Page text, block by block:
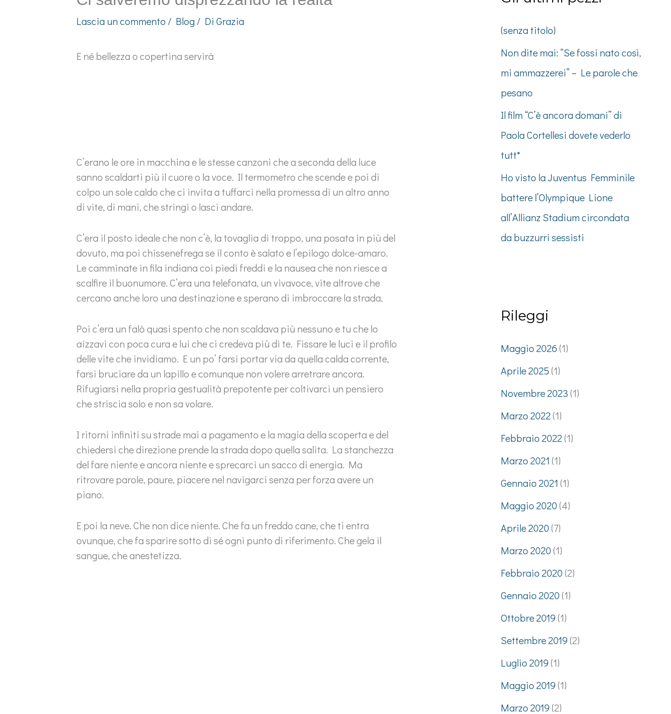
Lascia un commento / Blog / DiGrazia
E né bellezza o copertina servirà
C’erano le ore in macchina e le stesse canzoni che a seconda della luce
sanno scaldarti più il cuore o la voce. Il termometro che scende e poi di
colpo un sole caldo che ci invita a tuffarci nella promessa di un altro anno
di vite, di mani, che stringi o lasci andare.
C’era il posto ideale che non c’è, la tovaglia di troppo, una posata in più del
dovuto, ma poi chissenefrega se il conto è salato e l’epilogo dolce-amaro.
Le camminate in fila indiana coi piedi freddi e la nausea che non riesce a
scalfire il buonumore. C’era una telefonata, un vivavoce, vite altrove che
cercano anche loro una destinazione e sperano di imbroccare la strada.
Poi c’era un falò quasi spento che non scaldava più nessuno e tu che lo
aizzavi con poca cura e lui che ci credeva più di te. Fissare le luci e il profilo
delle vite che invidiamo. E un po’ farsi portar via da quella calda corrente,
farsi bruciare da un lapillo e comunque non volere arretrare ancora.
Rifugiarsi nella propria gestualità prepotente per coltivarci un pensiero
che striscia solo e non sa volare.
I ritorni infiniti su strade mai a pagamento e la magia della scoperta e del
chiedersi che direzione prende la strada dopo quella salita. La stanchezza
del fare niente e ancora niente e sprecarci un sacco di energia. Ma
ritrovare parole, paure, piacere nel navigarci senza per forza avere un
piano.
E poi la neve. Che non dice niente. Che fa un freddo cane, che ti entra
ovunque, che fa sparire sotto di sé ogni punto di riferimento. Che gela il
sangue, che anestetizza.
(senza titolo)
Non dite mai: “Se fossi nato così,
mi ammazzerei” – Le parole che
pesano
Il film “C’è ancora domani” di
Paola Cortellesi dovete vederlo
tutt*
Ho visto la Juventus Femminile
battere l’Olympique Lione
all’Allianz Stadium circondata
da buzzurri sessisti
Rileggi
Maggio 2026(1)
Aprile 2025(1)
Novembre 2023(1)
Marzo 2022(1)
Febbraio 2022(1)
Marzo 2021 (1)
Gennaio 2021 (1)
Maggio 2020(4)
Aprile 2020(7)
Marzo 2020(1)
Febbraio 2020(2)
Gennaio 2020(1)
Ottobre 2019(1)
Settembre 2019(2)
Luglio 2019(1)
Maggio 2019(1)
Marzo 2019(2)